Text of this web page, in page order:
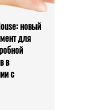
новый
для
в
с